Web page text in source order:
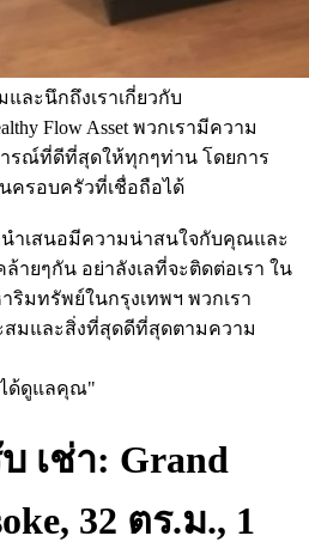
ละนึกถึงเราเกี่ยวกับ
Flow Asset พวกเรามีความ
รณ์ที่ดีที่สุดให้ทุกๆท่าน โดยการ
รอบครัวที่เชื่อถือได้
ำเสนอมีความน่าสนใจกับคุณและ
ายๆกัน อย่าลังเลที่จะติดต่อเรา ใน
มทรัพย์ในกรุงเทพฯ พวกเรา
มและสิ่งที่สุดดีที่สุดตามความ
ได้ดูแลคุณ"
เช่า: Grand
32 ตร.ม., 1